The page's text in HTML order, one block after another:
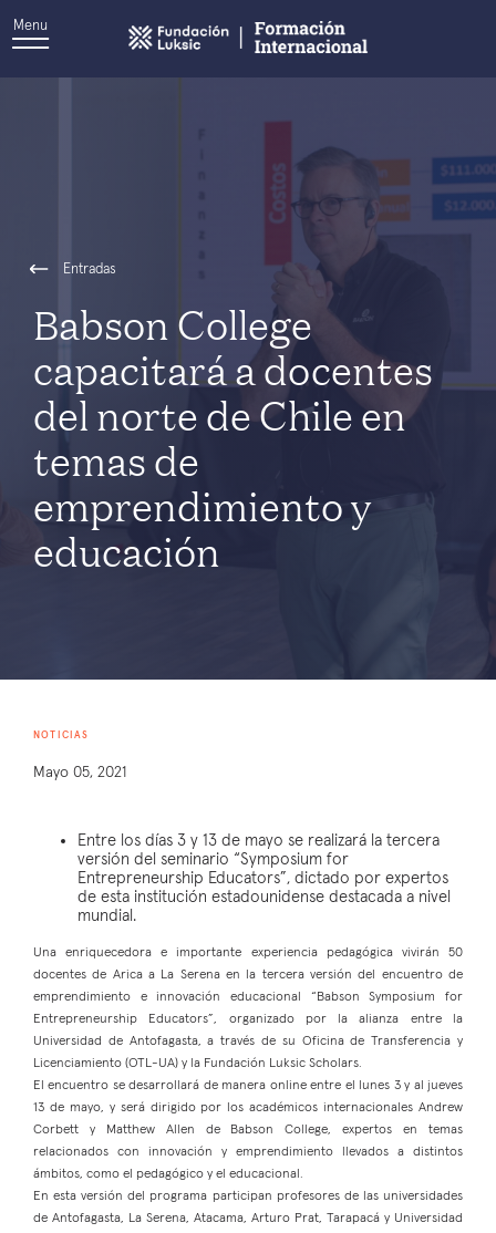
Menu
Entradas
Babson College
capacitará a docentes
del norte de Chile en
temas de
emprendimiento y
educación
NOTICIAS
Mayo 05, 2021
Entre los días 3 y 13 de mayo se realizará la tercera
versión del seminario “Symposium for
Entrepreneurship Educators”, dictado por expertos
de esta institución estadounidense destacada a nivel
mundial.
Una enriquecedora e importante experiencia pedagógica vivirán 50
docentes de Arica a La Serena en la tercera versión del encuentro de
emprendimiento e innovación educacional “Babson Symposium for
Entrepreneurship Educators”, organizado por la alianza entre la
Universidad de Antofagasta, a través de su Oficina de Transferencia y
Licenciamiento (OTL-UA) y la Fundación Luksic Scholars.
El encuentro se desarrollará de manera online entre el lunes 3 y al jueves
13 de mayo, y será dirigido por los académicos internacionales Andrew
Corbett y Matthew Allen de Babson College, expertos en temas
relacionados con innovación y emprendimiento llevados a distintos
ámbitos, como el pedagógico y el educacional.
En esta versión del programa participan profesores de las universidades
de Antofagasta, La Serena, Atacama, Arturo Prat, Tarapacá y Universidad